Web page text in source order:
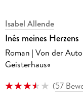
Isabel Allende
Inés meines Herzens
Roman | Von der
Geisterhaus«
(57